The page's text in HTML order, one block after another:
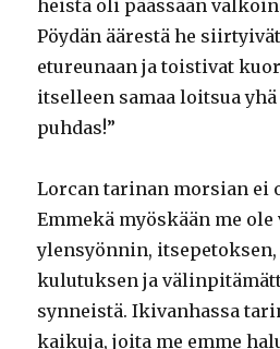
heistä oli päässään
Pöydän äärestä he
etureunaan ja toistivat
itselleen samaa loitsua yhä
puhdas!”
Lorcan tarinan morsian ei
Emmekä myöskään me
ylensyönnin,
kulutuksen ja
synneistä. Ikivanhassa
kaikuja, joita me emme